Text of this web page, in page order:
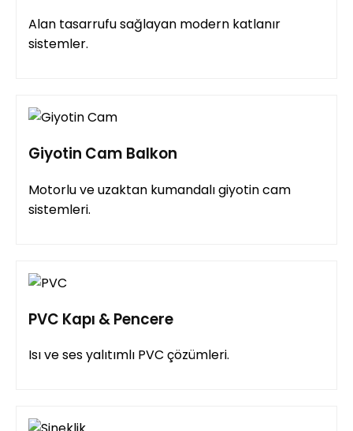
Alan tasarrufu sağlayan modern katlanır
sistemler.
Giyotin Cam Balkon
Motorlu ve uzaktan kumandalı giyotin cam
sistemleri.
PVC Kapı & Pencere
Isı ve ses yalıtımlı PVC çözümleri.